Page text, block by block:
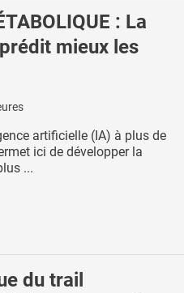
: La
mieux les
artificielle (IA) à plus de
ici de développer la
...
du trail